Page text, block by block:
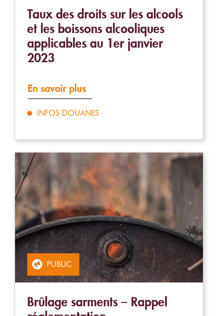
Taux des droits sur les alcools
et les boissons alcooliques
applicables au 1er janvier
2023
En savoir plus
INFOS DOUANES
PUBLIC
Brûlage sarments – Rappel